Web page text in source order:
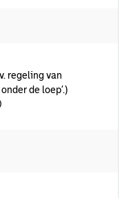
regeling van
de loep’.)